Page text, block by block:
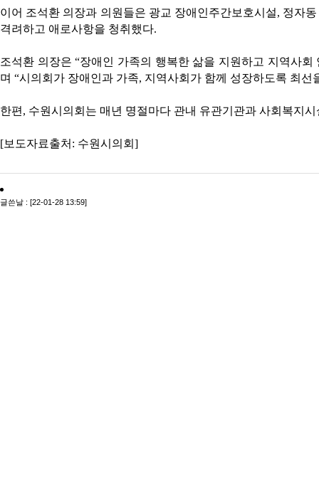
이어 조석환 의장과 의원들은 광교 장애인주간보호시설, 정자
격려하고 애로사항을 청취했다.
조석환 의장은 “장애인 가족의 행복한 삶을 지원하고 지역사
며 “시의회가 장애인과 가족, 지역사회가 함께 성장하도록 최선
한편, 수원시의회는 매년 명절마다 관내 유관기관과 사회복지
[보도자료출처: 수원시의회]
글쓴날 : [22-01-28 13:59]